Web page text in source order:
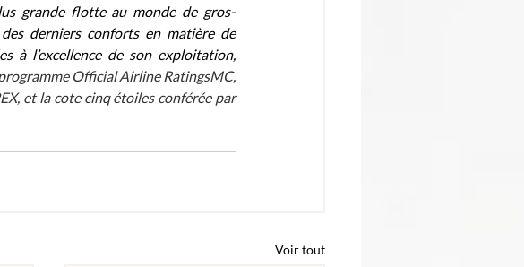
grande flotte au monde de gros-
derniers conforts en matière de
à l’excellence de son exploitation,
Official Airline RatingsMC,
et la cote cinq étoiles conférée par
Voir tout